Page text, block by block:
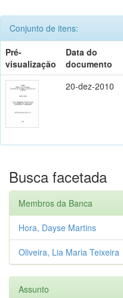
Conjunto de itens:
Pré-
visualização
Data do
documento
20-dez-2010
Busca facetada
Membros da Banca
Hora, Dayse Martins
Oliveira, Lia Maria Teixeira
Assunto